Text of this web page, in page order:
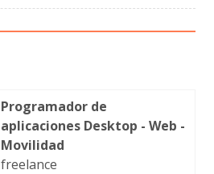
Programador de
aplicaciones Desktop - Web -
Movilidad
freelance